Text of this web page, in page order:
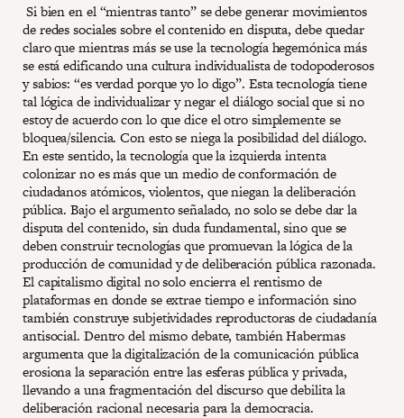
Si bien en el “mientras tanto” se debe generar movimientos
de redes sociales sobre el contenido en disputa, debe quedar
claro que mientras más se use la tecnología hegemónica más
se está edificando una cultura individualista de todopoderosos
y sabios: “es verdad porque yo lo digo”. Esta tecnología tiene
tal lógica de individualizar y negar el diálogo social que si no
estoy de acuerdo con lo que dice el otro simplemente se
bloquea/silencia. Con esto se niega la posibilidad del diálogo.
En este sentido, la tecnología que la izquierda intenta
colonizar no es más que un medio de conformación de
ciudadanos atómicos, violentos, que niegan la deliberación
pública. Bajo el argumento señalado, no solo se debe dar la
disputa del contenido, sin duda fundamental, sino que se
deben construir tecnologías que promuevan la lógica de la
producción de comunidad y de deliberación pública razonada.
El capitalismo digital no solo encierra el rentismo de
plataformas en donde se extrae tiempo e información sino
también construye subjetividades reproductoras de ciudadanía
antisocial. Dentro del mismo debate, también Habermas
argumenta que la digitalización de la comunicación pública
erosiona la separación entre las esferas pública y privada,
llevando a una fragmentación del discurso que debilita la
deliberación racional necesaria para la democracia​.